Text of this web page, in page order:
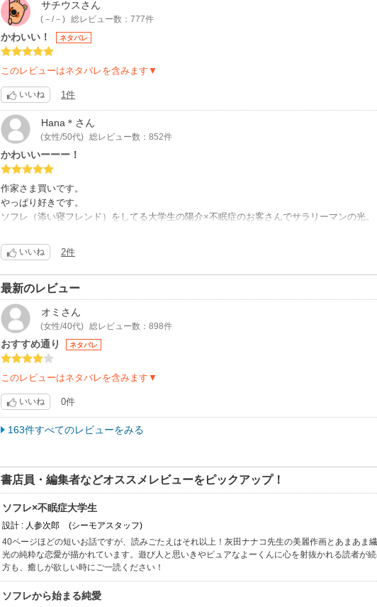
●
この先生の作品は全て最高なのでみなさん他の作品も買いましょう。ハズレないです。
続編出るのでしょうか？どうしても読みたいです。
キャラクターの掘り下げ、して欲しい…コミックスになり100巻まで出てアニメ化、実写化
灰田ナナコ先生に幸あれ。
サチウス さん
(－/－) 総レビュー数：777件
かわいい！ ネタバレ
このレビューはネタバレを含みます▼
いいね 1件
Hana＊ さん
(女性/50代) 総レビュー数：852件
かわいいーーー！
作家さま買いです。
やっぱり好きです。
ソフレ（添い寝フレンド）をしてる大学生の陽介×不眠症のお客さんでサラリーマンの光。
ゲイだからと相手を好きにならないように女の子しか受けてなかったのに光にどうしても
添い寝しているうちに自然に距離が近づいてるのが可愛くてほのぼの。
その後の陽介の暴走もテレ顔も可愛らしい。
もーーほんとにこの作者さまのお話好きなんですけど！
ぜひ続きを描いて欲しい。
いいね 2件
最新のレビュー
オミ さん
(女性/40代) 総レビュー数：898件
おすすめ通り ネタバレ
このレビューはネタバレを含みます▼
いいね 0件
163件すべてのレビューをみる
書店員・編集者などオススメレビューをピックアップ！
ソフレ×不眠症大学生
設計 : 人参次郎
(シーモアスタッフ)
40ページほどの短いお話ですが、読みごたえはそれ以上！灰田ナナコ先生の美麗作画とあまあま
光の純粋な恋愛が描かれています。遊び人と思いきやピュアなよーくんに心を射抜かれる読者が
方も、癒しが欲しい時にご一読ください！
ソフレから始まる純愛